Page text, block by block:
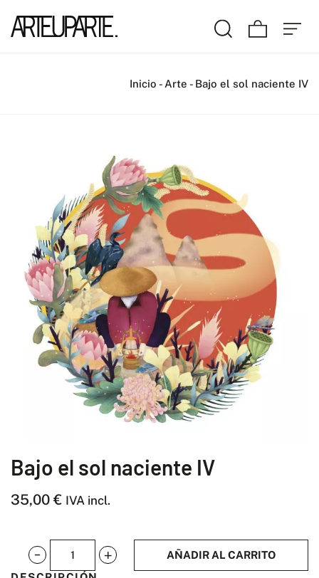
Inicio - Arte - Bajo el sol naciente IV
Bajo el sol naciente IV
35,00€ IVA incl.
Bajo
AÑADIR AL CARRITO